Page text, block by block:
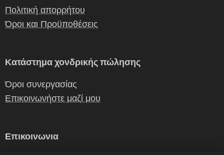
Πολιτική απορρήτου
Όροι και Προϋποθέσεις
Κατάστημα χονδρικής πώλησης
Όροι συνεργασίας
Επικοινωνήστε μαζί μου
Επικοινωνια